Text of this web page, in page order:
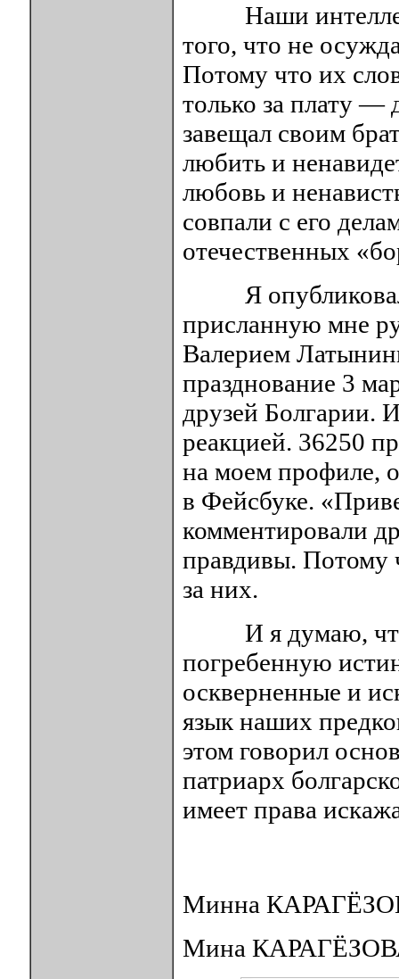
Наши
того, что не
Потому что их
только за плату —
завещал своим
любить и
любовь и
совпали с его
отечественных
Я
присланную мне
Валерием
празднование 3
друзей Болгарии.
реакцией. 36250
на моем профиле, о
в Фейсбуке.
комментировали
правдивы. Потому
за них.
И я думаю, что
погребенную
оскверненные и
язык наших
этом говорил
патриарх
имеет права
Минна
Мина